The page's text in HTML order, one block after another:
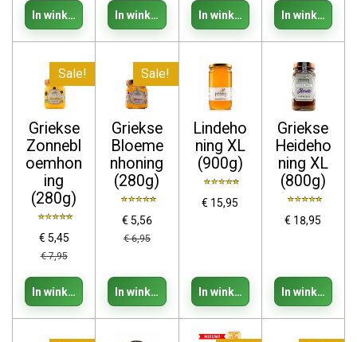
In winkelwagen In winkelwagen In winkelwagen In
Sale!
Griekse
Zonnebl
oemhon
ing
(280g)
€ 5,45
€ 7,95
In winkelwagen
Sale!
Griekse
Bloeme
nhoning
(280g)
€ 5,56
€ 6,95
In winkelwagen
Lindeho
ning XL
(900g)
€ 15,95
In winkelwagen
Griekse
Heideho
ning XL
(800g)
€ 18,95
In